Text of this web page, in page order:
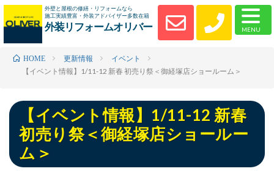
外壁と屋根の修繕・リフォームなら
施工実績豊富・外装アドバイザー多数在籍
外装リフォームオリバー
HOME 更新情報
イベント
【イベント情報】1/11-12 新春 初売り祭＜御経塚店ショールーム＞
【イベント情報】1/11-12 新春
初売り祭＜御経塚店ショールー
ム＞